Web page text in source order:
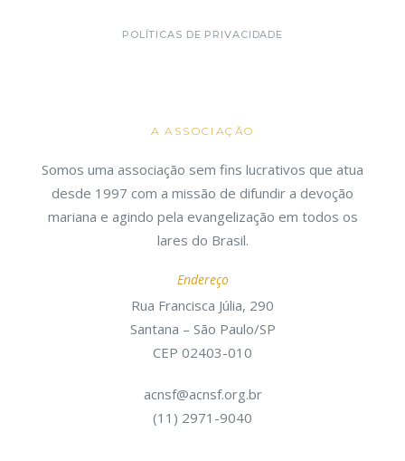
POLÍTICAS DE PRIVACIDADE
A ASSOCIAÇÃO
Somos uma associação sem fins lucrativos que atua
desde 1997 com a missão de difundir a devoção
mariana e agindo pela evangelização em todos os
lares do Brasil.
Endereço
Rua Francisca Júlia, 290
Santana – São Paulo/SP
CEP 02403-010
acnsf@acnsf.org.br
(11) 2971-9040